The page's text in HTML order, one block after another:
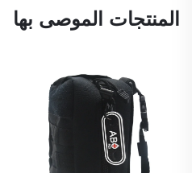
المنتجات الموصى بها